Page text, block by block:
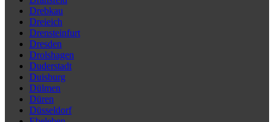
Drebkau
Dreieich
Drensteinfurt
Dresden
Drolshagen
Duderstadt
Duisburg
Dülmen
Düren
Düsseldorf